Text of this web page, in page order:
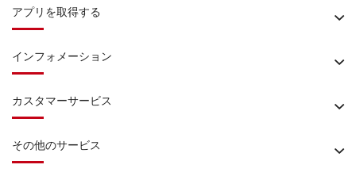
アプリを取得する
インフォメーション
カスタマーサービス
その他のサービス